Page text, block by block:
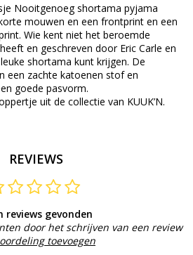
Nooitgenoeg shortama pyjama
mouwen en een frontprint en een
Wie kent niet het beroemde
en geschreven door Eric Carle en
shortama kunt krijgen. De
een zachte katoenen stof en
goede pasvorm.
uit de collectie van KUUK’N.
REVIEWS
reviews gevonden
door het schrijven van een review
toevoegen